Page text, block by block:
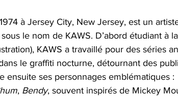
à Jersey City, New Jersey, est un
le nom de KAWS. D’abord étudiant à
KAWS a travaillé pour des séries
le graffiti nocturne, détournant des
ensuite ses personnages emblématiques :
, Bendy, souvent inspirés de Mickey